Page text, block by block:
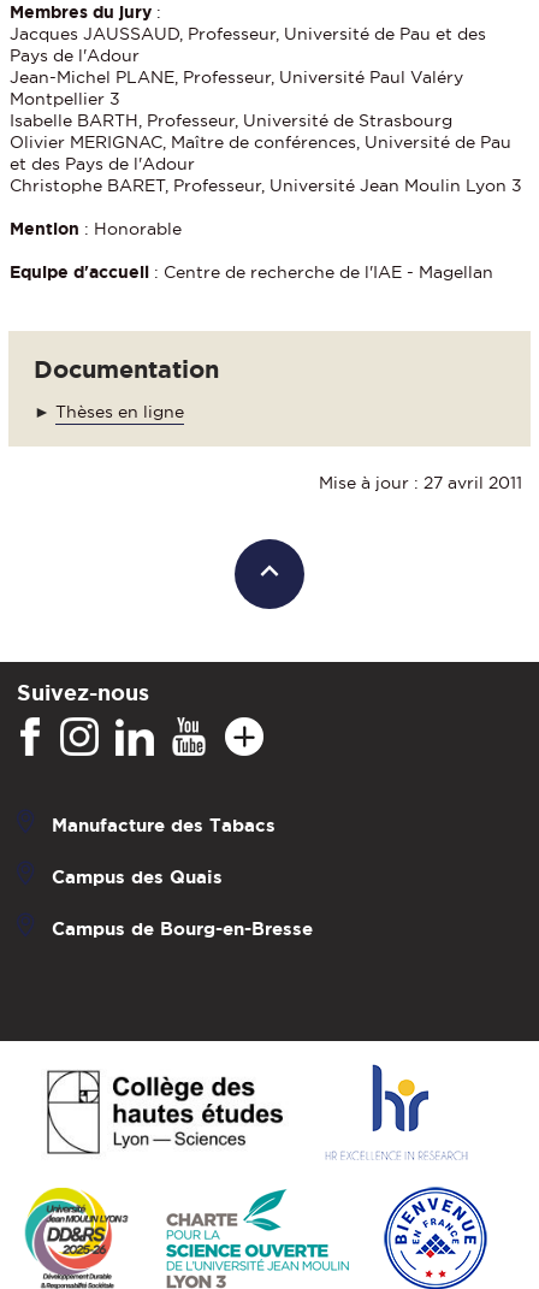
Membres du jury :
Jacques JAUSSAUD, Professeur, Université de Pau et des
Pays de l'Adour
Jean-Michel PLANE, Professeur, Université Paul Valéry
Montpellier 3
Isabelle BARTH, Professeur, Université de Strasbourg
Olivier MERIGNAC, Maître de conférences, Université de Pau
et des Pays de l'Adour
Christophe BARET, Professeur, Université Jean Moulin Lyon 3
Mention : Honorable
Equipe d'accueil : Centre de recherche de l'IAE - Magellan
Documentation
► Thèses en ligne
Mise à jour : 27 avril 2011
Suivez-nous
Manufacture des Tabacs
Campus des Quais
Campus de Bourg-en-Bresse